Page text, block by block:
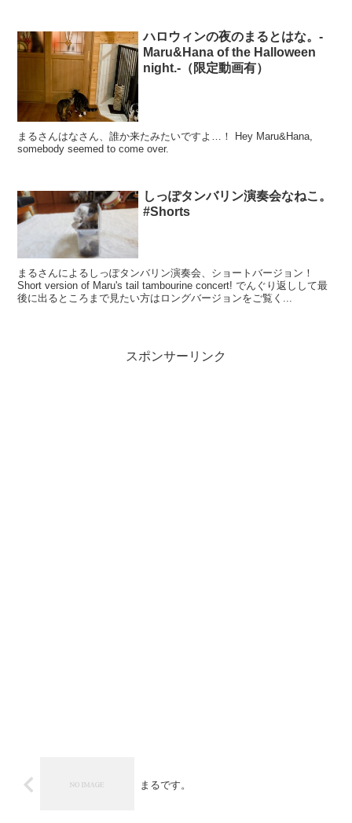
ハロウィンの夜のまるとはな。-
Maru&Hana of the Halloween
night.-（限定動画有）
まるさんはなさん、誰か来たみたいですよ…！ Hey Maru&Hana,
somebody seemed to come over.
しっぽタンバリン演奏会なねこ。
#Shorts
まるさんによるしっぽタンバリン演奏会、ショートバージョン！
Short version of Maru's tail tambourine concert! でんぐり返しして最
後に出るところまで見たい方はロングバージョンをご覧く...
スポンサーリンク
まるです。